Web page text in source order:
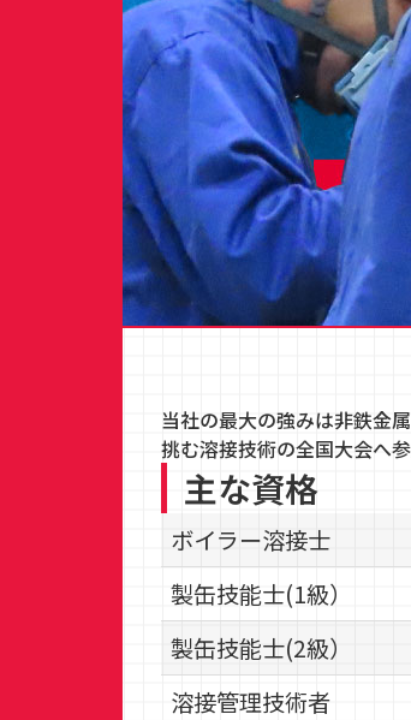
2000年
Fuller社（米国）からサイ
2015年
富津新工場竣工、操業開始
2016年
ISO9001認証を「発電用原
本社工場と富津工場の2拠点
赤星健二は会長に就任 執
2017年
赤星健二旭日単光章受章
2022年
ISO9001認証を「溶接構造
当社の最大の強みは非鉄金
挑む溶接技術の全国大会へ
主な資格
ボイラー溶接士
製缶技能士(1級）
製缶技能士(2級）
溶接管理技術者